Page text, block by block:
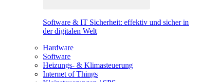
Software & IT Sicherheit: effektiv und sicher in
der digitalen Welt
Hardware
Software
Heizungs- & Klimasteuerung
Internet of Things